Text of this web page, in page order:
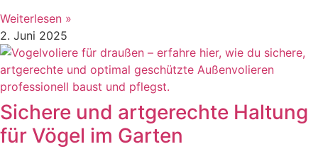
Weiterlesen »
2. Juni 2025
Sichere und artgerechte Haltung
für Vögel im Garten